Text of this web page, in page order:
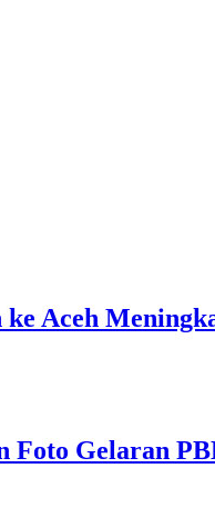
Aceh
Foto Gelaran